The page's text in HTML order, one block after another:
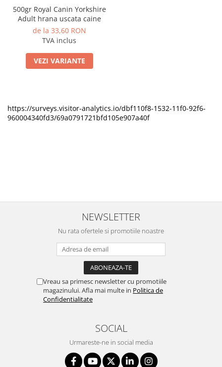
500gr Royal Canin Yorkshire
Adult hrana uscata caine
de la 33,60 RON
TVA inclus
VEZI VARIANTE
https://surveys.visitor-analytics.io/dbf110f8-1532-11f0-92f6-
960004340fd3/69a0791721bfd105e907a40f
NEWSLETTER
Nu rata ofertele si promotiile noastre
Vreau sa primesc newsletter cu promotiile
magazinului. Afla mai multe in Politica de
Confidentialitate
SOCIAL
Urmareste-ne in social media